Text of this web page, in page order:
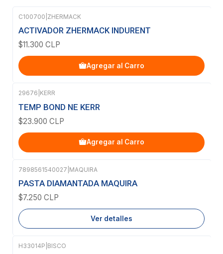
C100700 ZHERMACK
ACTIVADOR ZHERMACK INDURENT
$11.300 CLP
Agregar al Carro
29676 KERR
TEMP BOND NE KERR
$23.900 CLP
Agregar al Carro
Agotado
7898561540027 MAQUIRA
PASTA DIAMANTADA MAQUIRA
$7.250 CLP
Ver detalles
H33014P BISCO